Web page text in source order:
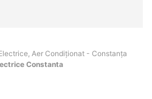
Aer Condiționat - Constanţa
Constanta